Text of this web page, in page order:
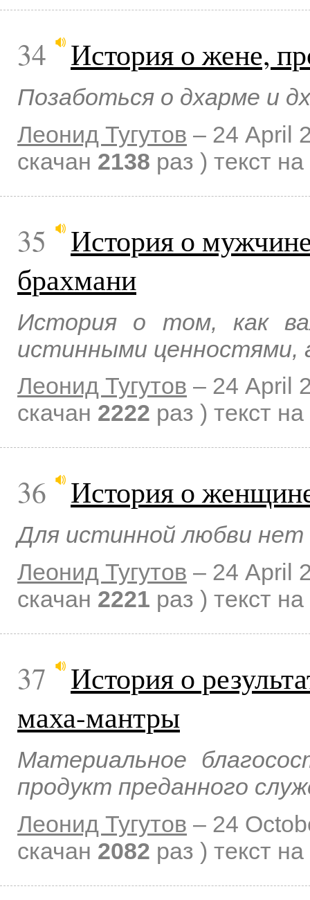
34 История о жене,
Позаботься о дхарме и
Леонид Тугутов – 24 April
скачан 2138 раз ) текст
35
История о
брахмани
История о том, как
истинными ценностями,
Леонид Тугутов – 24 April
скачан 2222 раз ) текст
36 История о
Для истинной любви нет
Леонид Тугутов – 24 April
скачан 2221 раз ) текст
37
История о
маха-мантры
Материальное
продукт преданного
Леонид Тугутов – 24
скачан 2082 раз ) текст